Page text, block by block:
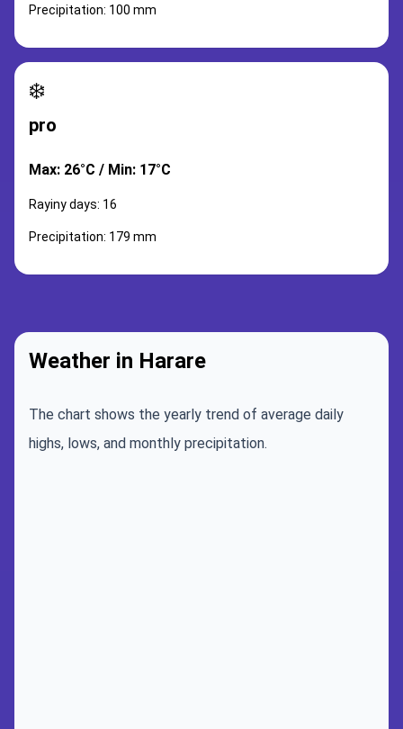
Precipitation: 100 mm
❄️
pro
Max: 26°C / Min: 17°C
Rayiny days: 16
Precipitation: 179 mm
Weather in Harare
The chart shows the yearly trend of average daily
highs, lows, and monthly precipitation.